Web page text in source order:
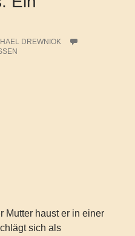
DREWNIOK
Mutter haust er in einer
sich als